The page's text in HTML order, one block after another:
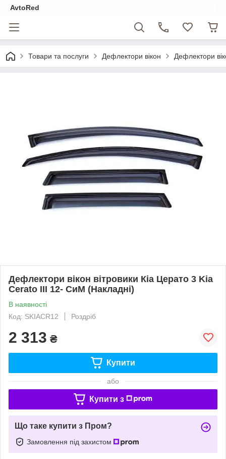
AvtoRed
Товари та послуги Дефлектори вікон Дефлектори
Дефлектори вікон вітровики Кіа Церато 3 Kia
Cerato III 12- СиМ (Накладні)
В наявності
Код: SKIACR12
Роздріб
2 313 ₴
Купити
або
Купити з
Що таке купити з Пром?
Замовлення під захистом